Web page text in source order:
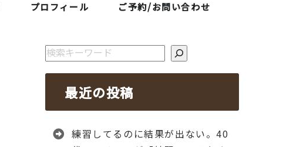
プロフィール ご予約/お問い合わせ
検索
最近の投稿
練習してるのに結果が出ない。40